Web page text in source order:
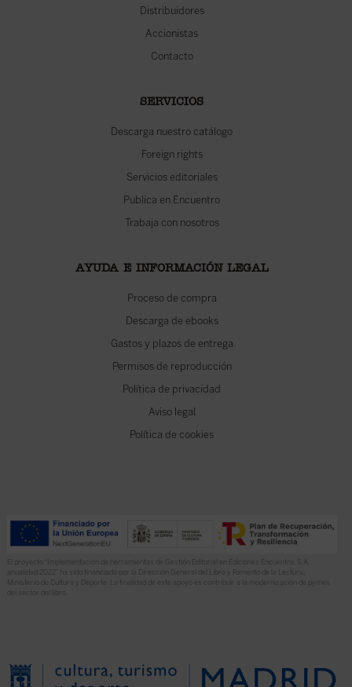
Distribuidores
Accionistas
Contacto
SERVICIOS
Descarga nuestro catálogo
Foreign rights
Servicios editoriales
Publica en Encuentro
Trabaja con nosotros
AYUDA E INFORMACIÓN LEGAL
Proceso de compra
Descarga de ebooks
Gastos y plazos de entrega
Permisos de reproducción
Política de privacidad
Aviso legal
Política de cookies
El proyecto “Implementación de herramientas de Gestión Editorial en Ediciones Encuentro, S.A.
anualidad 2022” ha sido financiado por la Dirección General del Libro y Fomento de la Lectura,
Ministerio de Cultura y Deporte. La finalidad de este apoyo es contribuir a la modernización de pymes
del sector del libro.